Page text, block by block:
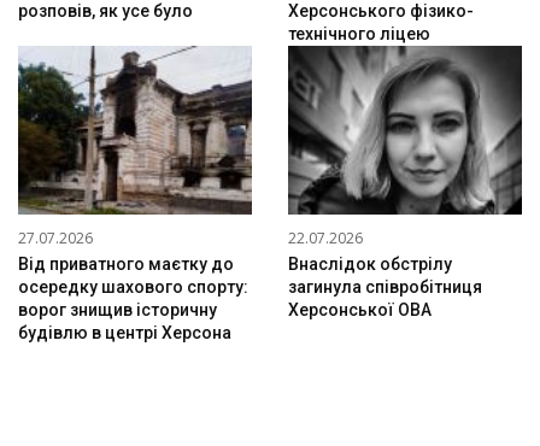
розповів, як усе було
Херсонського фізико-
технічного ліцею
27.07.2026
Від приватного маєтку до
осередку шахового спорту:
ворог знищив історичну
будівлю в центрі Херсона
22.07.2026
Внаслідок обстрілу
загинула співробітниця
Херсонської ОВА